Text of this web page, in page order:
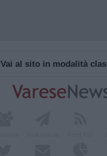
Vai al sito in modalità